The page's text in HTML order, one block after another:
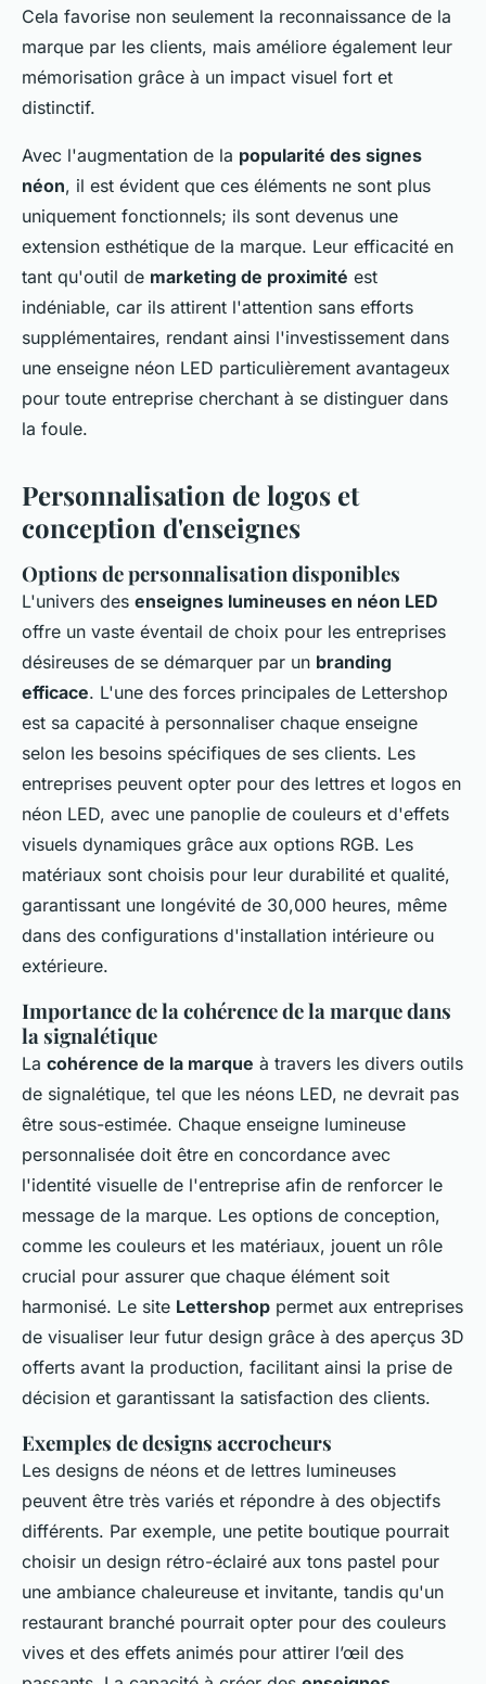
Cela favorise non seulement la reconnaissance de la
marque par les clients, mais améliore également leur
mémorisation grâce à un impact visuel fort et
distinctif.
Avec l'augmentation de la popularité des signes
néon, il est évident que ces éléments ne sont plus
uniquement fonctionnels; ils sont devenus une
extension esthétique de la marque. Leur efficacité en
tant qu'outil de marketing de proximité est
indéniable, car ils attirent l'attention sans efforts
supplémentaires, rendant ainsi l'investissement dans
une enseigne néon LED particulièrement avantageux
pour toute entreprise cherchant à se distinguer dans
la foule.
Personnalisation de logos et
conception d'enseignes
Options de personnalisation disponibles
L'univers des enseignes lumineuses en néon LED
offre un vaste éventail de choix pour les entreprises
désireuses de se démarquer par un branding
efficace. L'une des forces principales de Lettershop
est sa capacité à personnaliser chaque enseigne
selon les besoins spécifiques de ses clients. Les
entreprises peuvent opter pour des lettres et logos en
néon LED, avec une panoplie de couleurs et d'effets
visuels dynamiques grâce aux options RGB. Les
matériaux sont choisis pour leur durabilité et qualité,
garantissant une longévité de 30,000 heures, même
dans des configurations d'installation intérieure ou
extérieure.
Importance de la cohérence de la marque dans
la signalétique
La cohérence de la marque à travers les divers outils
de signalétique, tel que les néons LED, ne devrait pas
être sous-estimée. Chaque enseigne lumineuse
personnalisée doit être en concordance avec
l'identité visuelle de l'entreprise afin de renforcer le
message de la marque. Les options de conception,
comme les couleurs et les matériaux, jouent un rôle
crucial pour assurer que chaque élément soit
harmonisé. Le site Lettershop permet aux entreprises
de visualiser leur futur design grâce à des aperçus 3D
offerts avant la production, facilitant ainsi la prise de
décision et garantissant la satisfaction des clients.
Exemples de designs accrocheurs
Les designs de néons et de lettres lumineuses
peuvent être très variés et répondre à des objectifs
différents. Par exemple, une petite boutique pourrait
choisir un design rétro-éclairé aux tons pastel pour
une ambiance chaleureuse et invitante, tandis qu'un
restaurant branché pourrait opter pour des couleurs
vives et des effets animés pour attirer l’œil des